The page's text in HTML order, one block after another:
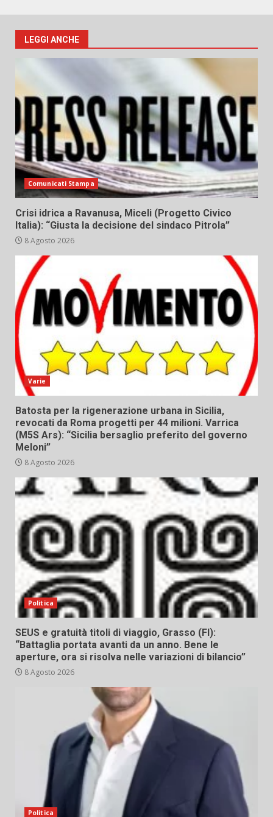
LEGGI ANCHE
Comunicati Stampa
Crisi idrica a Ravanusa, Miceli (Progetto Civico
Italia): “Giusta la decisione del sindaco Pitrola”
8 Agosto 2026
Varie
Batosta per la rigenerazione urbana in Sicilia,
revocati da Roma progetti per 44 milioni. Varrica
(M5S Ars): “Sicilia bersaglio preferito del governo
Meloni”
8 Agosto 2026
Politica
SEUS e gratuità titoli di viaggio, Grasso (FI):
“Battaglia portata avanti da un anno. Bene le
aperture, ora si risolva nelle variazioni di bilancio”
8 Agosto 2026
Politica